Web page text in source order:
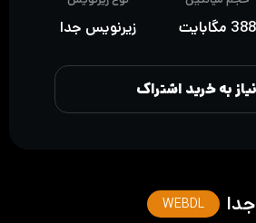
نیاز به خرید اشتراک
388 مگابایت زیرنویس جدا
WEBDL